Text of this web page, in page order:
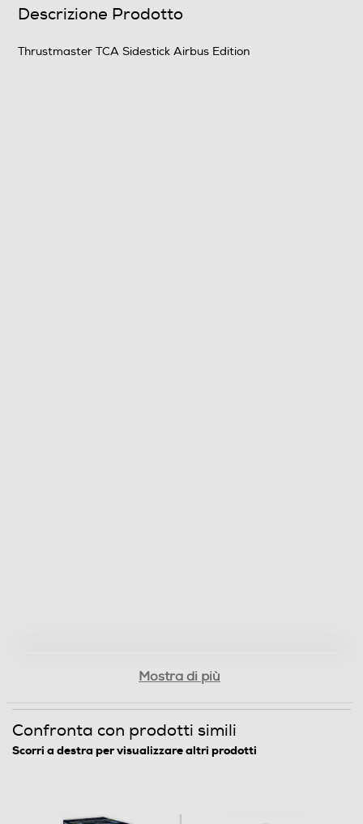
Informazioni sulla sicurezza del prodotto
Clicca qui
Descrizione Prodotto
Thrustmaster TCA Sidestick Airbus Edition
Mostra di più
Confronta con prodotti simili
Scorri a destra per visualizzare altri prodotti